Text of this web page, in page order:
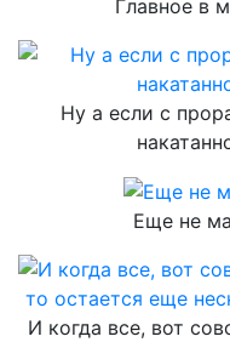
Главное в
Ну а если с
Еще не
И когда все, вот